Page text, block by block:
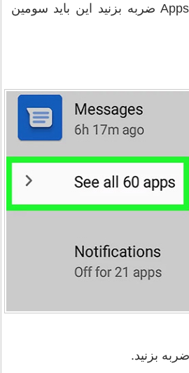
روی Apps & notifications ضربه بزنید این باید سومین